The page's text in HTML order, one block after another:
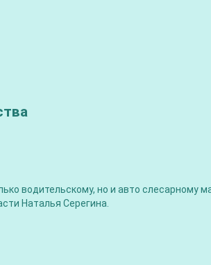
водительскому, но и авто слесарному
Наталья Серегина.